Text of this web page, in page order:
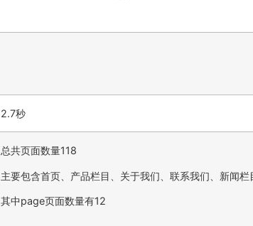
2.7秒
总共页面数量118
主要包含首页、产品栏目、关于我们、联系我们、新闻栏
其中page页面数量有12